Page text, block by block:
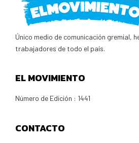
Único medio de comunicación gremial,
trabajadores de todo el país.
EL MOVIMIENTO
Número de Edición : 1441
CONTACTO